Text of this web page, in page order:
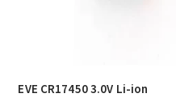
EVE CR17450 3.0V Li-ion